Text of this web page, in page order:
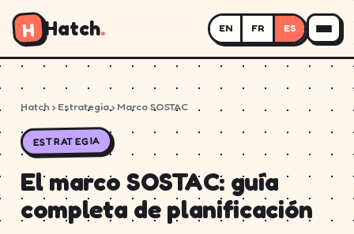
H Hatch. EN FR ES
Hatch › Estrategia › Marco SOSTAC
ESTRATEGIA
El marco SOSTAC: guía
completa de planificación